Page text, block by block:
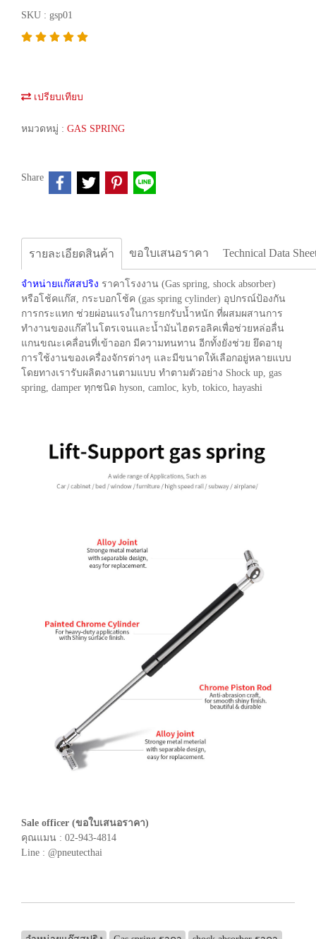
SKU : gsp01
เปรียบเทียบ
หมวดหมู่ : GAS SPRING
Share
รายละเอียดสินค้า ขอใบเสนอราคา Technical Data
จำหน่ายแก๊สสปริง ราคาโรงงาน (Gas spring, shock absorber)
หรือโช้คแก๊ส, กระบอกโช้ค (gas spring cylinder) อุปกรณ์ป้องกัน
การกระแทก ช่วยผ่อนแรงในการยกรับน้ำหนัก ที่ผสมผสานการ
ทำงานของแก๊สไนโตรเจนและน้ำมันไฮดรอลิคเพื่อช่วยหล่อลื่น
แกนขณะเคลื่อนที่เข้าออก มีความทนทาน อีกทั้งยังช่วย ยึดอายุ
การใช้งานของเครื่องจักรต่างๆ และมีขนาดให้เลือกอยู่หลายแบบ
โดยทางเรารับผลิตงานตามแบบ ทำตามตัวอย่าง Shock up, gas
spring, damper ทุกชนิด hyson, camloc, kyb, tokico, hayashi
Sale officer (ขอใบเสนอราคา)
คุณแมน : 02-943-4814
Line : @pneutecthai